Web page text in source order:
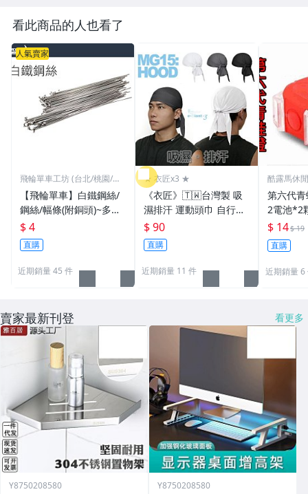
看此商品的人也看了
人氣賣家
飛輪單車工坊 (台北/桃園/高
【飛輪單車】白鐵鋼絲/
鋼絲/幅條(附銅頭)~多種
規格/一支價格需要多少
買多少[1101]
$ 4
直購
近期銷量 45 件
★ 衣匠x3 ★
《衣匠》🇹🇼台灣製 吸
濕排汗 運動頭巾 自行車
頭巾 機車 自行車小帽 海
盜帽﹝MG15﹞
$ 90
直購
近期銷量 11 件
酷露馬休
第六代青蛙燈 (
2電池*2
警示燈
車尾燈
1
$ 14$ 19
直購
近期銷量 6
賣家最新刊登 看更多
Y8750208580 Y8750208580